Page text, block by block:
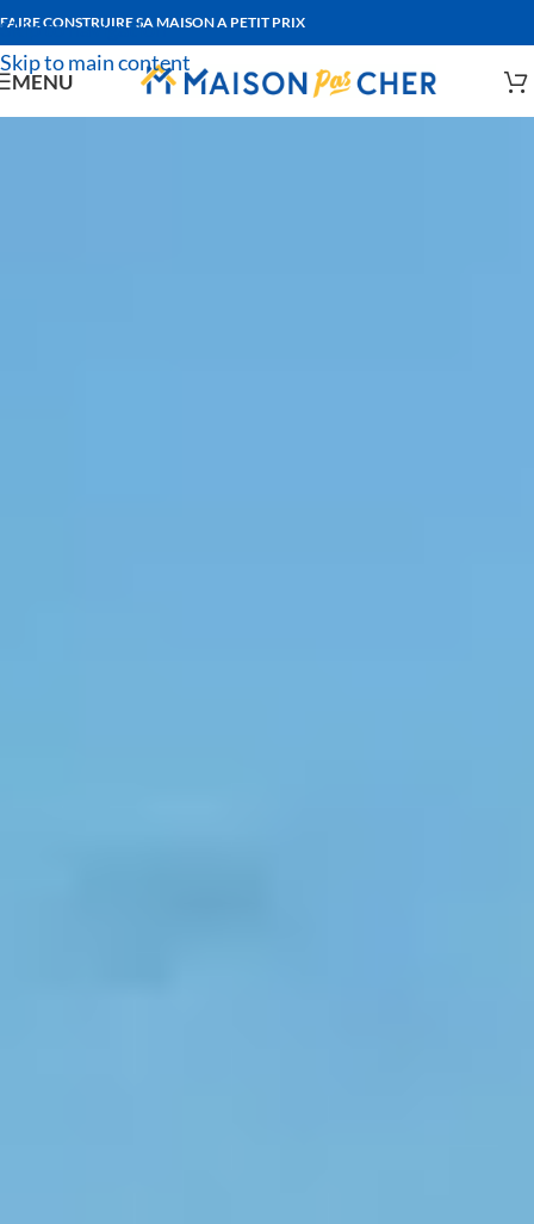
Skip to navigation
Skip to main content
FAIRE CONSTRUIRE SA MAISON A PETIT PRIX
MENU